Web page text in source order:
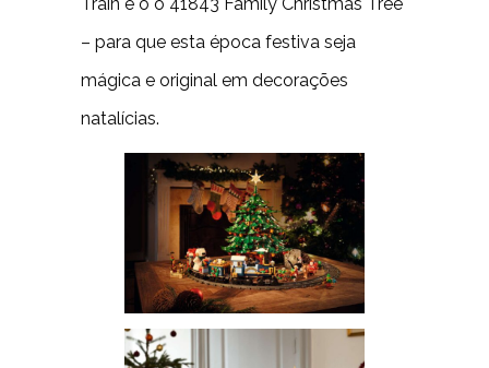
– para que esta época festiva seja
mágica e original em decorações
natalícias.